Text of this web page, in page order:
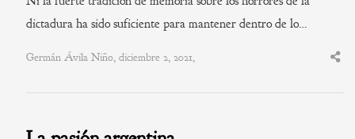
dictadura ha sido suficiente para mantener dentro de lo…
Germán Ávila Niño, diciembre 2, 2021,